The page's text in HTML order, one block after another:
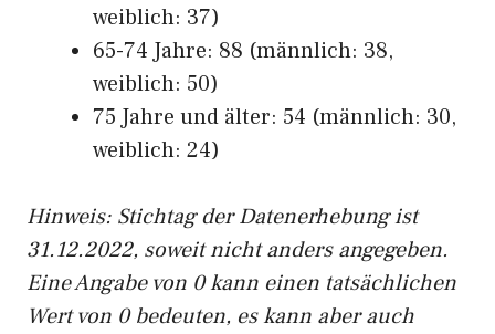
weiblich: 37)
65-74 Jahre: 88 (männlich: 38,
weiblich: 50)
75 Jahre und älter: 54 (männlich: 30,
weiblich: 24)
Hinweis: Stichtag der Datenerhebung ist
31.12.2022, soweit nicht anders angegeben.
Eine Angabe von 0 kann einen tatsächlichen
Wert von 0 bedeuten, es kann aber auch